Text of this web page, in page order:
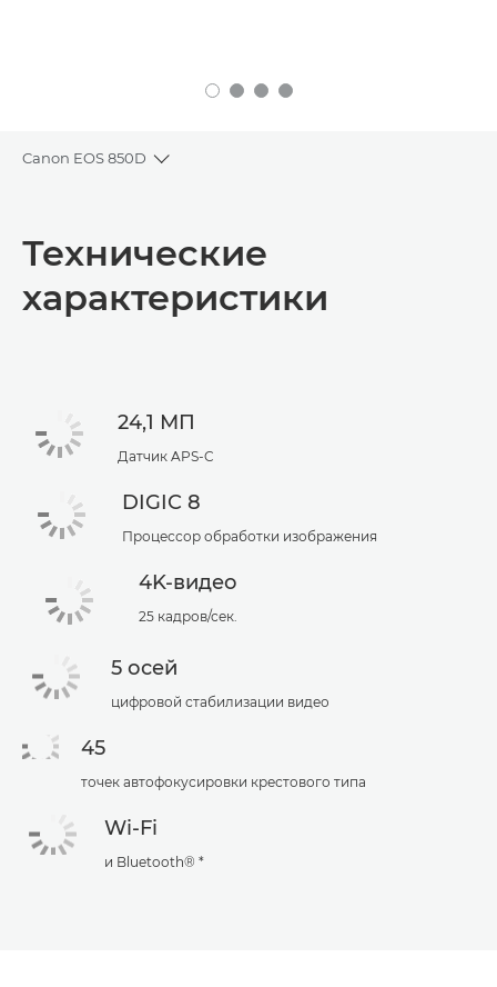
Canon EOS 850D
Toggle breadcrumbs
Технические характеристики
Технические
характеристики
24,1 МП
Датчик APS-C
DIGIC 8
Процессор обработки изображения
4K-видео
25 кадров/сек.
5 осей
цифровой стабилизации видео
45
точек автофокусировки крестового типа
Wi-Fi
и Bluetooth® *